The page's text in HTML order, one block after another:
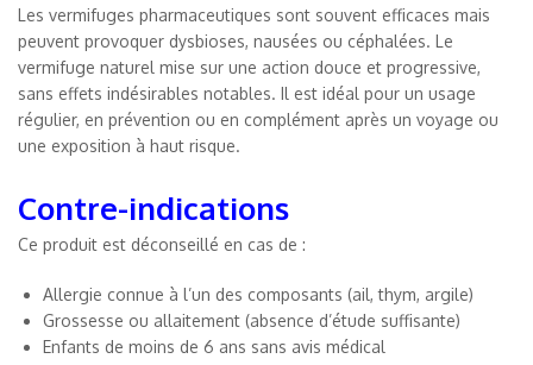
Les vermifuges pharmaceutiques sont souvent efficaces mais
peuvent provoquer dysbioses, nausées ou céphalées. Le
vermifuge naturel mise sur une action douce et progressive,
sans effets indésirables notables. Il est idéal pour un usage
régulier, en prévention ou en complément après un voyage ou
une exposition à haut risque.
Contre-indications
Ce produit est déconseillé en cas de :
Allergie connue à l’un des composants (ail, thym, argile)
Grossesse ou allaitement (absence d’étude suffisante)
Enfants de moins de 6 ans sans avis médical